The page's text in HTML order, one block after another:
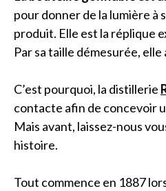
pour donner de la lumière à
produit. Elle est la réplique
Par sa taille démesurée,
C’est pourquoi, la distillerie
contacte afin de concevoir
Mais avant, laissez-nous
histoire.
Tout commence en 1887